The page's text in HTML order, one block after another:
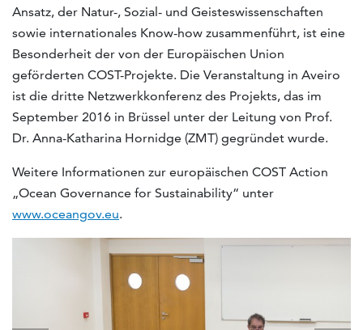
Ansatz, der Natur-, Sozial- und Geisteswissenschaften
sowie internationales Know-how zusammenführt, ist eine
Besonderheit der von der Europäischen Union
geförderten COST-Projekte. Die Veranstaltung in Aveiro
ist die dritte Netzwerkkonferenz des Projekts, das im
September 2016 in Brüssel unter der Leitung von Prof.
Dr. Anna-Katharina Hornidge (ZMT) gegründet wurde.
Weitere Informationen zur europäischen COST Action
„Ocean Governance for Sustainability“ unter
www.oceangov.eu.